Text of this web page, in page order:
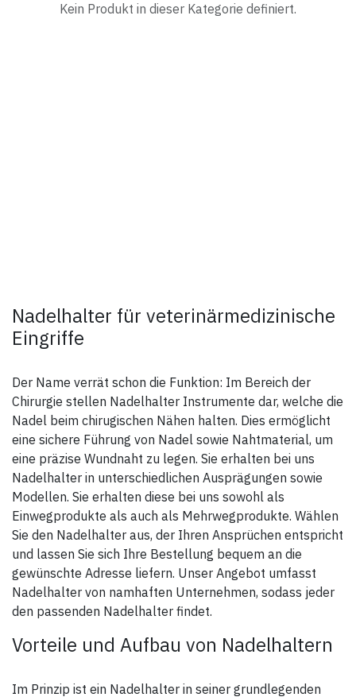
Kein Produkt in dieser Kategorie definiert.
Nadelhalter für veterinärmedizinische
Eingriffe
Der Name verrät schon die Funktion: Im Bereich der
Chirurgie stellen Nadelhalter Instrumente dar, welche die
Nadel beim chirugischen Nähen halten. Dies ermöglicht
eine sichere Führung von Nadel sowie Nahtmaterial, um
eine präzise Wundnaht zu legen. Sie erhalten bei uns
Nadelhalter in unterschiedlichen Ausprägungen sowie
Modellen. Sie erhalten diese bei uns sowohl als
Einwegprodukte als auch als Mehrwegprodukte. Wählen
Sie den Nadelhalter aus, der Ihren Ansprüchen entspricht
und lassen Sie sich Ihre Bestellung bequem an die
gewünschte Adresse liefern. Unser Angebot umfasst
Nadelhalter von namhaften Unternehmen, sodass jeder
den passenden Nadelhalter findet.
Vorteile und Aufbau von Nadelhaltern
Im Prinzip ist ein Nadelhalter in seiner grundlegenden